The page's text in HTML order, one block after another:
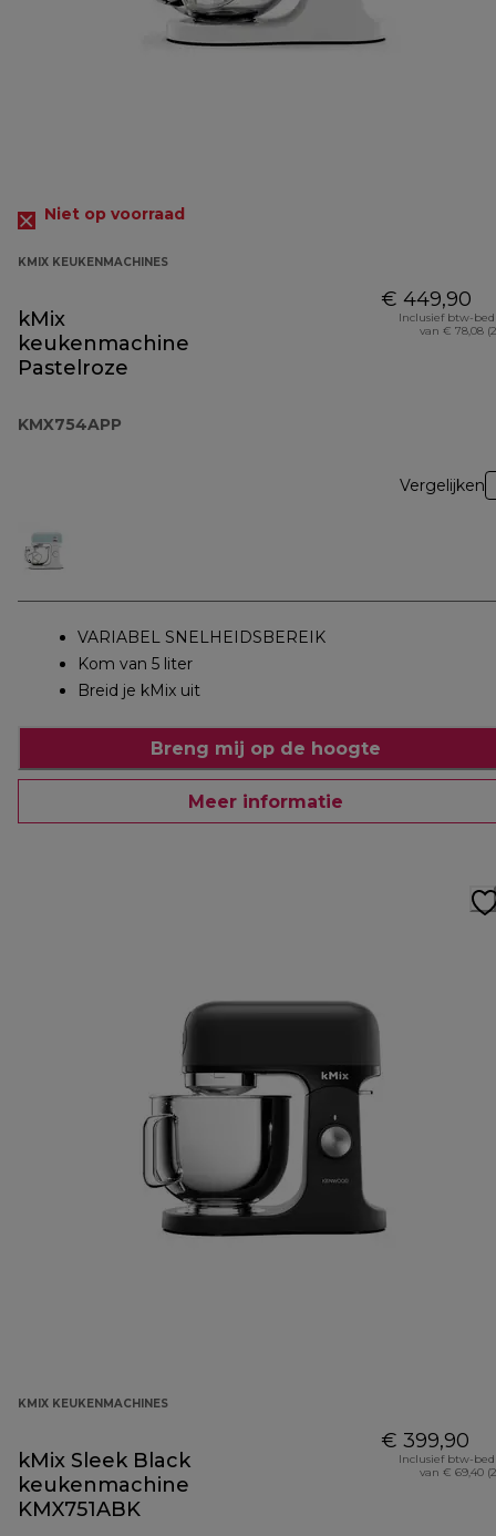
Niet op voorraad
KMIX KEUKENMACHINES
kMix
keukenmachine
Pastelroze
KMX754APP
€ 449,90
Inclusief btw-
van € 78,08
Vergelijken
VARIABEL SNELHEIDSBEREIK
Kom van 5 liter
Breid je kMix uit
Breng mij op de hoogte
Meer informatie
KMIX KEUKENMACHINES
kMix Sleek Black
keukenmachine
KMX751ABK
€ 399,90
Inclusief btw-
van € 69,40